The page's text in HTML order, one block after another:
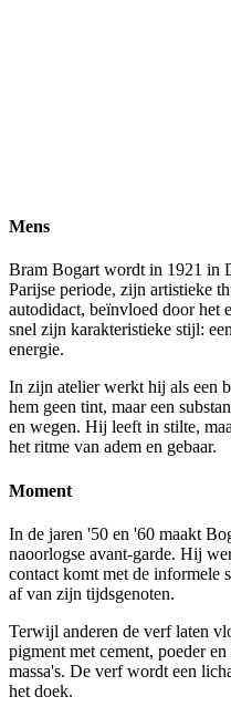
Mens
Bram Bogart wordt in 1921 in
Parijse periode, zijn artistieke
autodidact, beïnvloed door het
snel zijn karakteristieke stijl:
energie.
In zijn atelier werkt hij als een
hem geen tint, maar een
en wegen. Hij leeft in stilte,
het ritme van adem en gebaar.
Moment
In de jaren '50 en '60 maakt
naoorlogse avant-garde. Hij
contact komt met de
af van zijn tijdsgenoten.
Terwijl anderen de verf laten
pigment met cement, poeder
massa's. De verf wordt een
het doek.